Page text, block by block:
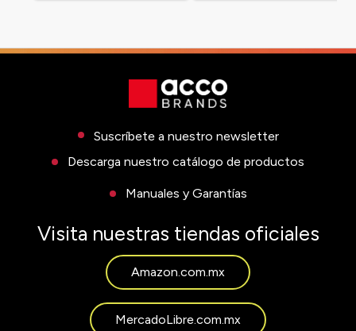
Suscríbete a nuestro newsletter
Descarga nuestro catálogo de productos
Manuales y Garantías
Visita nuestras tiendas oficiales
Amazon.com.mx
MercadoLibre.com.mx